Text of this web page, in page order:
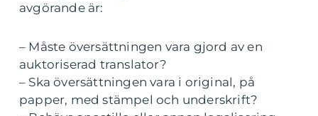
avgörande är:
– Måste översättningen vara gjord av en
auktoriserad translator?
– Ska översättningen vara i original, på
papper, med stämpel och underskrift?